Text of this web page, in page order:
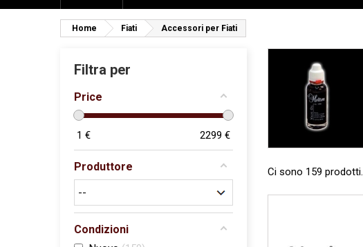
Home Fiati Accessori per Fiati
Filtra per
Price
1 € 2299 €
Produttore
Condizioni
Ci sono 159 prodotti.